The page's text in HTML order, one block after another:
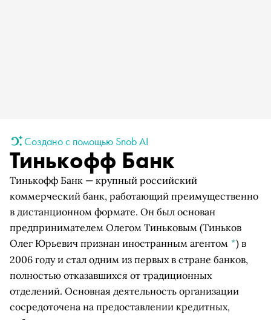
Создано с помощью Snob AI
Тинькофф Банк
Тинькофф Банк — крупный российский
коммерческий банк, работающий преимущественно
в дистанционном формате. Он был основан
предпринимателем Олегом Тиньковым (Тиньков
Олег Юрьевич признан иностранным агентом *) в
2006 году и стал одним из первых в стране банков,
полностью отказавшихся от традиционных
отделений. Основная деятельность организации
сосредоточена на предоставлении кредитных,